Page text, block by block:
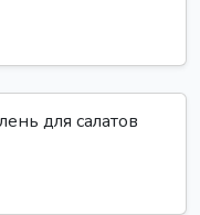
для салатов